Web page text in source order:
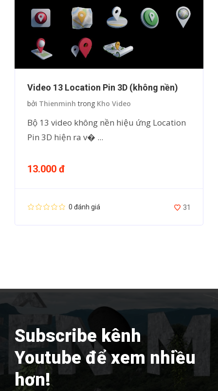
Video 13 Location Pin 3D (không nền)
bởi Thienminh trong Kho Video
Bộ 13 video không nền hiệu ứng Location
Pin 3D hiện ra v� ...
13.000 đ
0 đánh giá 31
Subscribe kênh
Youtube để xem nhiều
hơn!